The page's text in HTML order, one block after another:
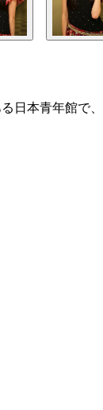
日本青年館で、